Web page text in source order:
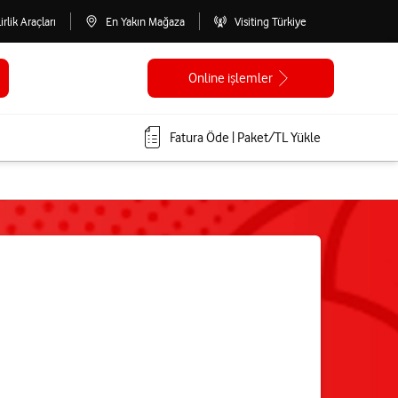
Araçları En Yakın Mağaza Visiting Türkiye
Online işlemler
Fatura Öde | Paket/TL Yükle